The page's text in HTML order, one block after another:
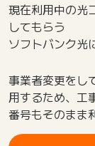
現在利用中の光
してもらう
ソフトバンク光
事業者変更をし
用するため、工
番号もそのまま